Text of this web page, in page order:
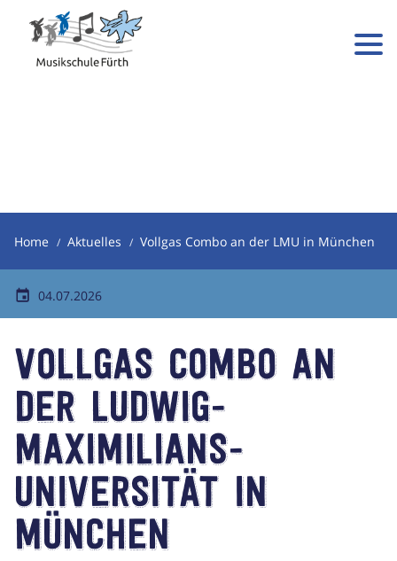
Home Aktuelles Vollgas Combo an der LMU in München
04.07.2026
Vollgas Combo an
der Ludwig-
Maximilians-
Universität in
München